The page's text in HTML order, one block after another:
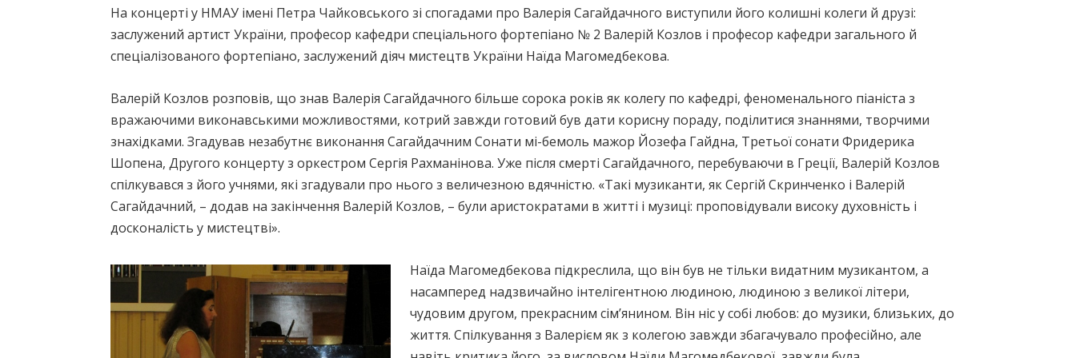
На концерті у НМАУ імені Петра Чайковського зі спогадами про Валерія Сагайдачного виступили його колишні колеги й друзі:
заслужений артист України, професор кафедри спеціального фортепіано № 2 Валерій Козлов і професор кафедри загального й
спеціалізованого фортепіано, заслужений діяч мистецтв України Наїда Магомедбекова.
Валерій Козлов розповів, що знав Валерія Сагайдачного більше сорока років як колегу по кафедрі, феноменального піаніста з
вражаючими виконавськими можливостями, котрий завжди готовий був дати корисну пораду, поділитися знаннями, творчими
знахідками. Згадував незабутнє виконання Сагайдачним Сонати мі-бемоль мажор Йозефа Гайдна, Третьої сонати Фридерика
Шопена, Другого концерту з оркестром Сергія Рахманінова. Уже після смерті Сагайдачного, перебуваючи в Греції, Валерій Козлов
спілкувався з його учнями, які згадували про нього з величезною вдячністю. «Такі музиканти, як Сергій Скринченко і Валерій
Сагайдачний, – додав на закінчення Валерій Козлов, – були аристократами в житті і музиці: проповідували високу духовність і
досконалість у мистецтві».
Наїда Магомедбекова підкреслила, що він був не тільки видатним музикантом, а
насамперед надзвичайно інтелігентною людиною, людиною з великої літери,
чудовим другом, прекрасним сім’янином. Він ніс у собі любов: до музики, близьких, до
життя. Спілкування з Валерієм як з колегою завжди збагачувало професійно, але